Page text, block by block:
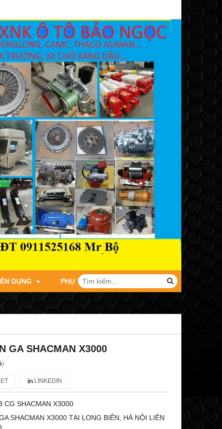
DỤNG PHỤ TÙNG XE TẢI JAC
GA SHACMAN X3000
)
LINKEDIN
CG SHACMAN X3000
SHACMAN X3000 TẠI LONG BIÊN, HÀ NỘI LIÊN